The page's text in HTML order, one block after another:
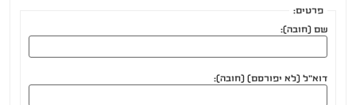
פרטים:
שם (חובה):
דוא"ל (לא יפורסם) (חובה):